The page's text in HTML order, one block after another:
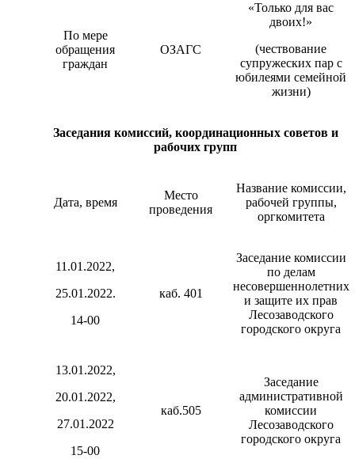
По мере
обращения
граждан
ОЗАГС
«Только для вас
двоих!»
(чествование
супружеских пар с
юбилеями семейной
жизни)
Заседания комиссий, координационных советов и
рабочих групп
Дата, время
Место
проведения
Название комиссии,
рабочей группы,
оргкомитета
11.01.2022,
25.01.2022.
14-00
каб. 401
Заседание комиссии
по делам
несовершеннолетних
и защите их прав
Лесозаводского
городского округа
13.01.2022,
20.01.2022,
27.01.2022
15-00
каб.505
Заседание
административной
комиссии
Лесозаводского
городского округа